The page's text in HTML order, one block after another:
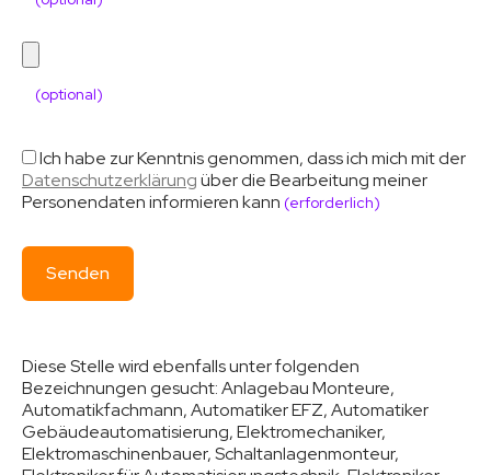
(optional)
Ich habe zur Kenntnis genommen, dass ich mich mit der
Datenschutzerklärungüber die Bearbeitung meiner
Personendaten informieren kann (erforderlich)
Diese Stelle wird ebenfalls unter folgenden
Bezeichnungen gesucht:Anlagebau Monteure,
Automatikfachmann, Automatiker EFZ, Automatiker
Gebäudeautomatisierung, Elektromechaniker,
Elektromaschinenbauer, Schaltanlagenmonteur,